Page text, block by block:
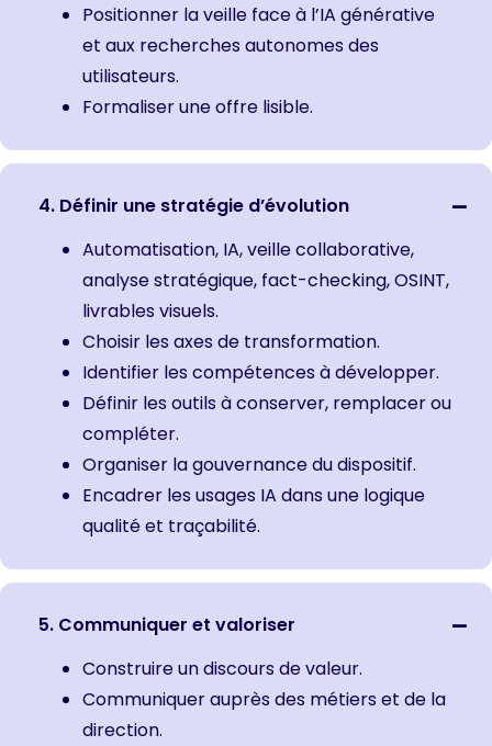
Positionner la veille face à l’IA générative
et aux recherches autonomes des
utilisateurs.
Formaliser une offre lisible.
4. Définir une stratégie d’évolution
Automatisation, IA, veille collaborative,
analyse stratégique, fact-checking, OSINT,
livrables visuels.
Choisir les axes de transformation.
Identifier les compétences à développer.
Définir les outils à conserver, remplacer ou
compléter.
Organiser la gouvernance du dispositif.
Encadrer les usages IA dans une logique
qualité et traçabilité.
5. Communiquer et valoriser
Construire un discours de valeur.
Communiquer auprès des métiers et de la
direction.